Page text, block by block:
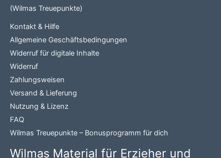
(Wilmas Treuepunkte)
Kontakt & Hilfe
Allgemeine Geschäftsbedingungen
Widerruf für digitale Inhalte
Widerruf
Zahlungsweisen
Versand & Lieferung
Nutzung & Lizenz
FAQ
Wilmas Treuepunkte – Bonusprogramm für dich
Wilmas Material für Erzieher und